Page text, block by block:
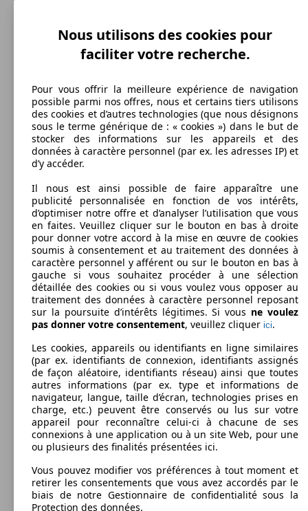
718 Boxster 2.0i 300 ch PDK
220 KW
718 Boxster 2.5i 350 ch
257 KW
(350 PS)
718 Boxster 2.5i 350 ch PDK
257 KW
(350 PS)
718 Boxster 2.5i GTS 365 ch
269 KW
(366 PS)
Ø
l/
718 Boxster 2.5i GTS 365 ch PDK
269 KW
(366 PS)
Cabriolet
Essence
Model Version
Leistung
Boxster Spyder 3.8i 375 ch
276 KW
(375 PS)
Ø
l/
2012 - 2017Porsche
Dim. (L/l/h):
à partir de 4374 x 1801 x 1273 mm
Puissance:
195 - 243 KW (265 - 330 PS)
Portes:
2
Sièges:
2
Coffre:
130 - 280 Litres
Afficher les variantes
Nous utilisons des cookies pour
faciliter votre recherche.
Pour vous offrir la meilleure expérience de navigation
possible parmi nos offres, nous et certains tiers utilisons
des cookies et d’autres technologies (que nous désignons
sous le terme générique de : « cookies ») dans le but de
stocker des informations sur les appareils et des
données à caractère personnel (par ex. les adresses IP) et
d’y accéder.
Il nous est ainsi possible de faire apparaître une
publicité personnalisée en fonction de vos intérêts,
d’optimiser notre offre et d’analyser l’utilisation que vous
en faites. Veuillez cliquer sur le bouton en bas à droite
pour donner votre accord à la mise en œuvre de cookies
soumis à consentement et au traitement des données à
caractère personnel y afférent ou sur le bouton en bas à
gauche si vous souhaitez procéder à une sélection
détaillée des cookies ou si vous voulez vous opposer au
traitement des données à caractère personnel reposant
sur la poursuite d’intérêts légitimes. Si vous ne voulez
pas donner votre consentement, veuillez cliquer ici.
Les cookies, appareils ou identifiants en ligne similaires
(par ex. identifiants de connexion, identifiants assignés
de façon aléatoire, identifiants réseau) ainsi que toutes
autres informations (par ex. type et informations de
navigateur, langue, taille d’écran, technologies prises en
charge, etc.) peuvent être conservés ou lus sur votre
appareil pour reconnaître celui-ci à chacune de ses
connexions à une application ou à un site Web, pour une
ou plusieurs des finalités présentées ici.
Vous pouvez modifier vos préférences à tout moment et
retirer les consentements que vous avez accordés par le
biais de notre Gestionnaire de confidentialité sous la
Protection des données.